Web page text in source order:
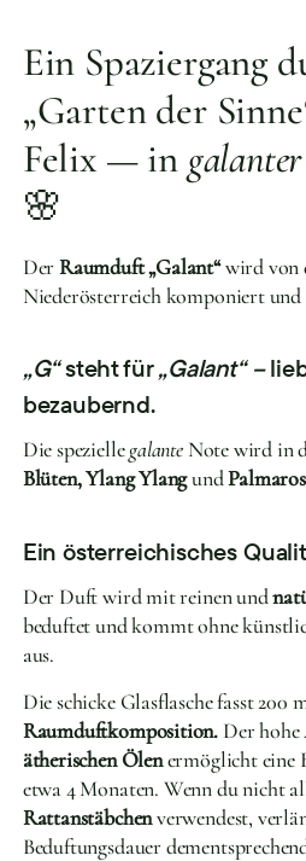
Ein Spaziergang
„Garten der
Felix — in galanter
🌸
DerRaumduft „Galant“wird von
Niederösterreich komponiert und
„G“steht für„Galant“ –
bezaubernd.
Die speziellegalanteNote wird in
Blüten, Ylang Ylangund
Ein österreichisches
Der Duft wird mit reinen und
beduftet und kommt ohne
aus.
Die schicke Glasflasche fasst 200
Raumduftkomposition. Der
ätherischen Ölenermöglicht eine
etwa 4 Monaten. Wenn du nicht
Rattanstäbchenverwendest,
Beduftungsdauer